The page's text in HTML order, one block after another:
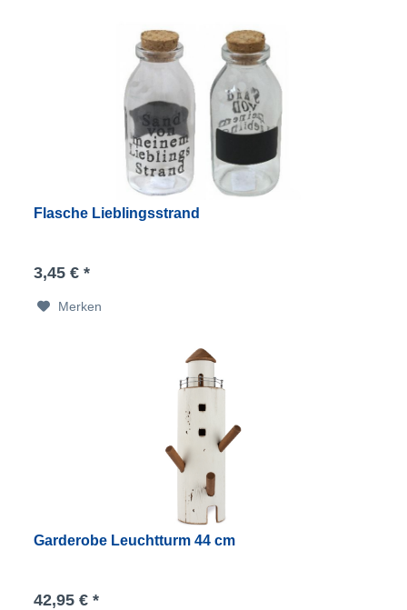
Flasche Lieblingsstrand
3,45 € *
Merken
Garderobe Leuchtturm 44 cm
42,95 € *